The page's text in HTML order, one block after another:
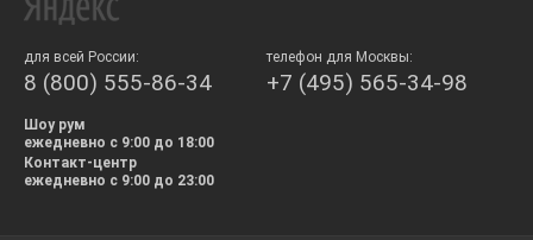
для всей России:
8 (800) 555-86-34
телефон для Москвы:
+7 (495) 565-34-98
Шоу рум
ежедневно с 9:00 до 18:00
Контакт-центр
ежедневно с 9:00 до 23:00